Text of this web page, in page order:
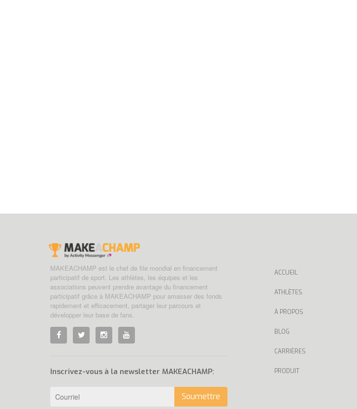
MAKEACHAMP est le chef de file mondial en financement
participatif de sport. Les athlètes, les équipes et les
associations peuvent prendre avantage du financement
participatif grâce à MAKEACHAMP pour amasser des fonds
rapidement et efficacement, partager leur parcours et
développer leur base de fans.
Inscrivez-vous à la newsletter MAKEACHAMP:
Soumettre
ACCUEIL
ATHLÈTES
À PROPOS
BLOG
CARRIÈRES
PRODUIT